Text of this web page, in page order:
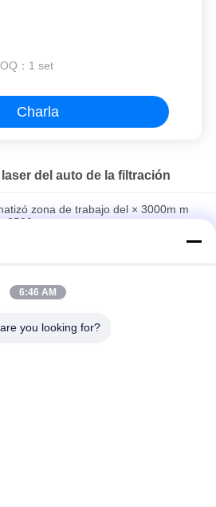
： 1 set
Charla
del auto de la filtración
zona de trabajo del × 3000m m
2500
del establo de la operación de
la tela filtrante
del laser de la tela del poliéster,
6:46 AM
you looking for?